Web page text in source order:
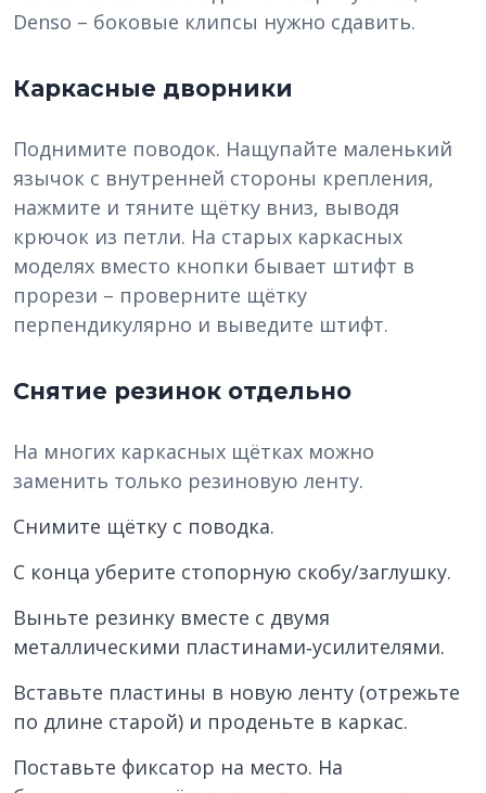
Denso – боковые клипсы нужно сдавить.
Каркасные дворники
Поднимите поводок. Нащупайте маленький
язычок с внутренней стороны крепления,
нажмите и тяните щётку вниз, выводя
крючок из петли. На старых каркасных
моделях вместо кнопки бывает штифт в
прорези – проверните щётку
перпендикулярно и выведите штифт.
Снятие резинок отдельно
На многих каркасных щётках можно
заменить только резиновую ленту.
Снимите щётку с поводка.
С конца уберите стопорную скобу/заглушку.
Выньте резинку вместе с двумя
металлическими пластинами‑усилителями.
Вставьте пластины в новую ленту (отрежьте
по длине старой) и проденьте в каркас.
Поставьте фиксатор на место. На